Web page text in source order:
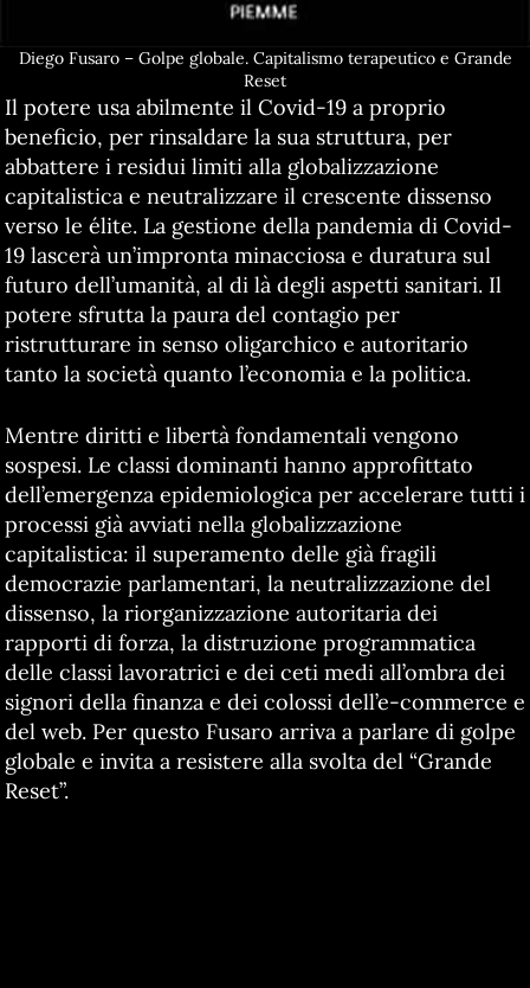
Diego Fusaro – Golpe globale. Capitalismo terapeutico e Grande
Reset
Il potere usa abilmente il Covid-19 a proprio
beneficio, per rinsaldare la sua struttura, per
abbattere i residui limiti alla globalizzazione
capitalistica e neutralizzare il crescente dissenso
verso le élite. La gestione della pandemia di Covid-
19 lascerà un’impronta minacciosa e duratura sul
futuro dell’umanità, al di là degli aspetti sanitari. Il
potere sfrutta la paura del contagio per
ristrutturare in senso oligarchico e autoritario
tanto la società quanto l’economia e la politica.
Mentre diritti e libertà fondamentali vengono
sospesi. Le classi dominanti hanno approfittato
dell’emergenza epidemiologica per accelerare tutti i
processi già avviati nella globalizzazione
capitalistica: il superamento delle già fragili
democrazie parlamentari, la neutralizzazione del
dissenso, la riorganizzazione autoritaria dei
rapporti di forza, la distruzione programmatica
delle classi lavoratrici e dei ceti medi all’ombra dei
signori della finanza e dei colossi dell’e-commerce e
del web. Per questo Fusaro arriva a parlare di golpe
globale e invita a resistere alla svolta del “Grande
Reset”.